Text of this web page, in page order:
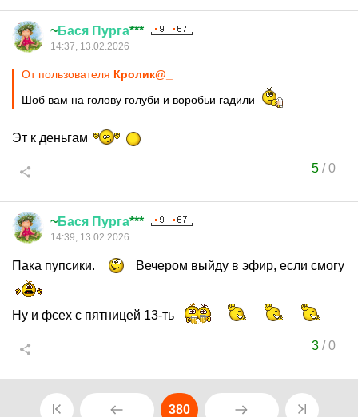
~Бася Пурга***
14:37, 13.02.2026
От пользователя Кролик@_
Шоб вам на голову голуби и воробьи гадили
Эт к деньгам
5/0
~Бася Пурга***
14:39, 13.02.2026
Пака пупсики. Вечером выйду в эфир, если смогу
Ну и фсех с пятницей 13-ть
3/0
380